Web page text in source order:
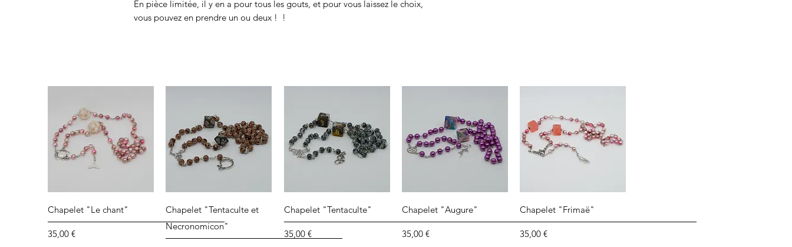
En pièce limitée, il y en a pour tous les gouts, et pour vous laissez le choix,
vous pouvez en prendre un ou deux ! !
Aperçu rapide
Chapelet "Le chant"
Prix
35,00 €
Aperçu rapide
Chapelet "Tentaculte et
Necronomicon"
Aperçu rapide
Chapelet "Tentaculte"
Prix
35,00 €
Aperçu rapide
Chapelet "Augure"
Prix
35,00 €
Aperçu rapide
Chapelet "Frimaë"
Prix
35,00 €